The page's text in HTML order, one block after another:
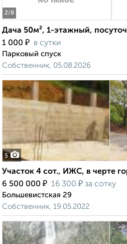
2/8
Дача 50м², 1-этажный,
1 000 ₽ в сутки
Парковый спуск
Собственник, 05.08.2026
5
Участок 4 сот., ИЖС, в черте
6 500 000 ₽ 16 300 ₽ за сотку
Большевистская 29
Собственник, 19.05.2022